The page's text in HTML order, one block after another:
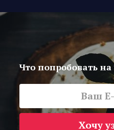
Что попробовать
Хочу